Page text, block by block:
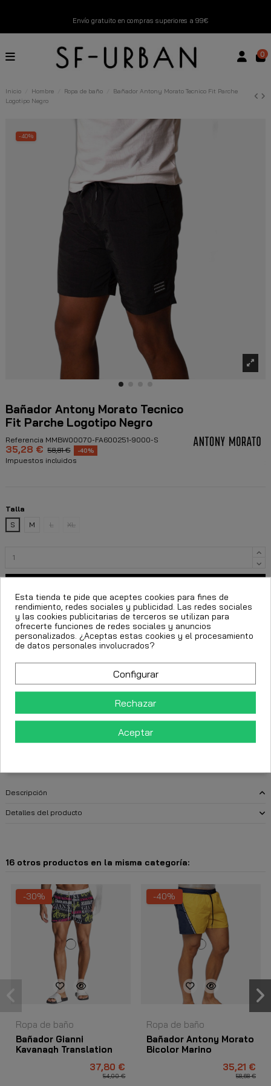
Envío gratuito en compras superiores a 99€
Nuevos productos disponibles esta semana
0
Inicio Hombre Ropa de baño
Bañador Antony Morato Tecnico Fit Parche
Logotipo Negro
-40%
Bañador Antony Morato Tecnico
Fit Parche Logotipo Negro
Referencia MMBW00070-FA600251-9000-S
35,28 € 58,81 € -40%
Impuestos incluidos
Talla
S
M L XL
FECHA ESTIMADA DE ENTREGA:
CttExpress 24/48h -Miércoles 12 Agosto, 2026
Descripción
Detalles del producto
16 otros productos en la misma categoría:
-30%
Ropa de baño
Bañador Gianni
Kavanagh Translation
37,80 €
54,00 €
-40%
Ropa de baño
Bañador Antony Morato
Bicolor Marino
35,21 €
58,68 €
Esta tienda te pide que aceptes cookies para fines de
rendimiento, redes sociales y publicidad. Las redes sociales
y las cookies publicitarias de terceros se utilizan para
ofrecerte funciones de redes sociales y anuncios
personalizados. ¿Aceptas estas cookies y el procesamiento
de datos personales involucrados?
Configurar
Rechazar
Aceptar